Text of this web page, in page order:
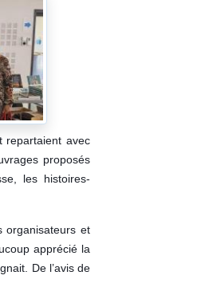
repartaient avec
proposés
les histoires-
organisateurs et
apprécié la
De l’avis de